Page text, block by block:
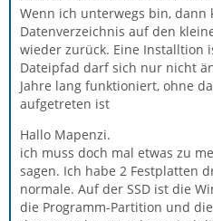
Wenn ich unterwegs bin, dann
Datenverzeichnis auf den
wieder zurück. Eine Installtion
Dateipfad darf sich nur nicht
Jahre lang funktioniert, ohne
aufgetreten ist
Hallo Mapenzi.
ich muss doch mal etwas zu
sagen. Ich habe 2 Festplatten
normale. Auf der SSD ist die
die Programm-Partition und